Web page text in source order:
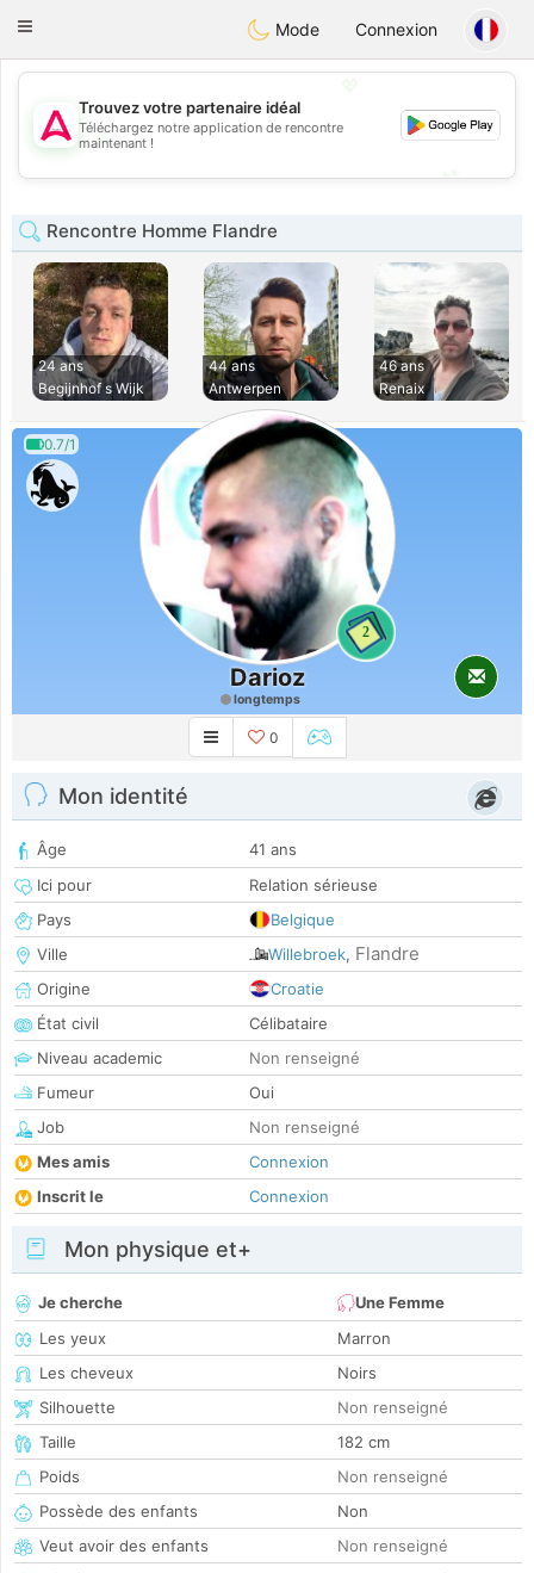
Tantôt
Toggle
Mode Connexion
💖
💕
Trouvez votre partenaire idéal
Téléchargez notre application de rencontre
maintenant !
Rencontre Homme Flandre
24 ans
Begijnhof s Wijk
44 ans
Antwerpen
46 ans
Renaix
0.7/1
2
Darioz
longtemps
0
Mon identité
Âge
41 ans
Ici pour
Relation sérieuse
Pays
Belgique
Ville
Willebroek, Flandre
Origine
Croatie
État civil
Célibataire
Niveau academic
Non renseigné
Fumeur
Oui
Job
Non renseigné
Mes amis
Connexion
Inscrit le
Connexion
Mon physique et+
Je cherche
Une Femme
Les yeux
Marron
Les cheveux
Noirs
Silhouette
Non renseigné
Taille
182 cm
Poids
Non renseigné
Possède des enfants
Non
Veut avoir des enfants
Non renseigné